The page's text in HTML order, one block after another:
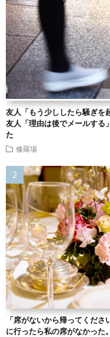
友人「もう少ししたら騒ぎを
友人「理由は後でメールす
た
修羅場
「席がないから帰ってくだ
に行ったら私の席がなかった